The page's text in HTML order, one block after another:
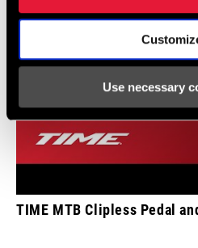
Use necessary
VERWENDUNGSZWECK XC,
LEISTUNGSMESSUNG Not
GEWICHT (PRO PEDAL) 145g
TIME MTB Clipless Pedal